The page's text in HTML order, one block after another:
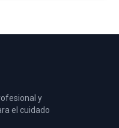
y
el cuidado